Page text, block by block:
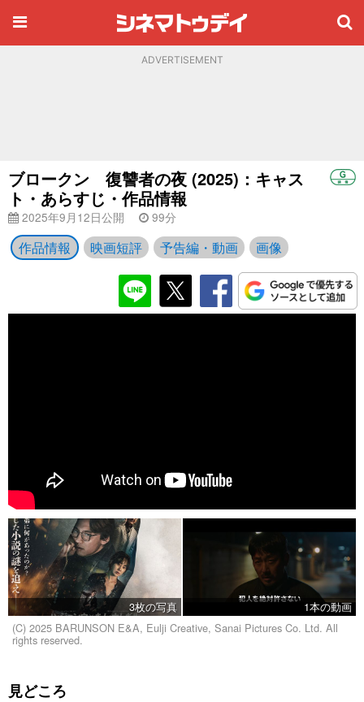
ADVERTISEMENT
ブロークン 復讐者の夜 (2025)：キャス
ト・あらすじ・作品情報
2025年9月12日公開 99分
作品情報 映画短評 予告編・動画 画像
3枚の写真
1本の動画
(C) 2025 BARUNSON E&A, Eulji Creative, Sanai Pictures Co. Ltd. All
rights reserved.
見どころ